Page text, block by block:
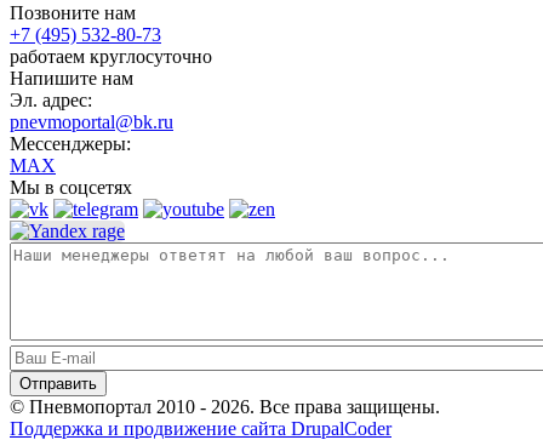
Позвоните нам
+7 (495) 532-80-73
работаем круглосуточно
Напишите нам
Эл. адрес:
pnevmoportal@bk.ru
Мессенджеры:
MAX
Мы в соцсетях
© Пневмопортал 2010 - 2026. Все права защищены.
Поддержка и продвижение сайта DrupalCoder